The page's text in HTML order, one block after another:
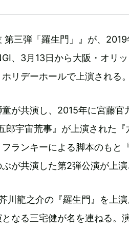
第三弾「羅生門」』が、
、3月13日から大阪・オリ
リデーホールで上演される。
が共演し、2015年に宮藤
郎宇宙荒事』が上演された
ランキーによる脚本のもと
が共演した第2弾公演が上演
川龍之介の『羅生門』を上
なる三宅健が名を連ねる。